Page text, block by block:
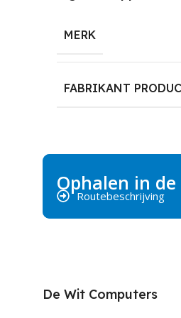
MERK
FABRIKANT
Ophalen in
Routebeschrijving
De Wit Computers